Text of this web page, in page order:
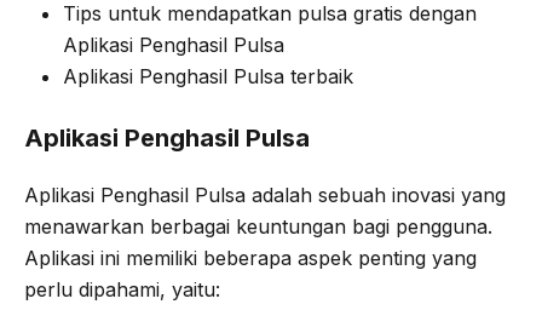
Tips untuk mendapatkan pulsa gratis dengan
Aplikasi Penghasil Pulsa
Aplikasi Penghasil Pulsa terbaik
Aplikasi Penghasil Pulsa
Aplikasi Penghasil Pulsa adalah sebuah inovasi yang
menawarkan berbagai keuntungan bagi pengguna.
Aplikasi ini memiliki beberapa aspek penting yang
perlu dipahami, yaitu: